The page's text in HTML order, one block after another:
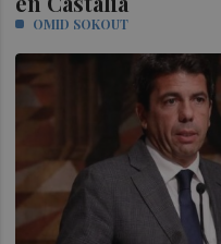
OMID SOKOUT